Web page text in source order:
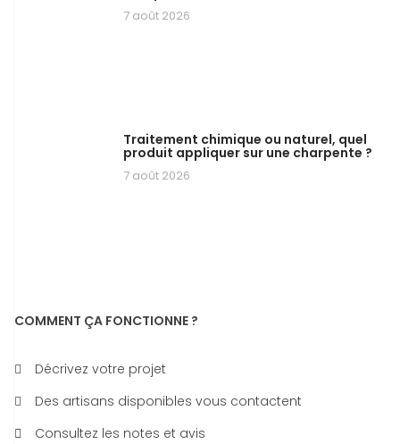
7 août 2026
Traitement chimique ou naturel, quel
produit appliquer sur une charpente ?
7 août 2026
COMMENT ÇA FONCTIONNE ?
Décrivez votre projet
Des artisans disponibles vous contactent
Consultez les notes et avis